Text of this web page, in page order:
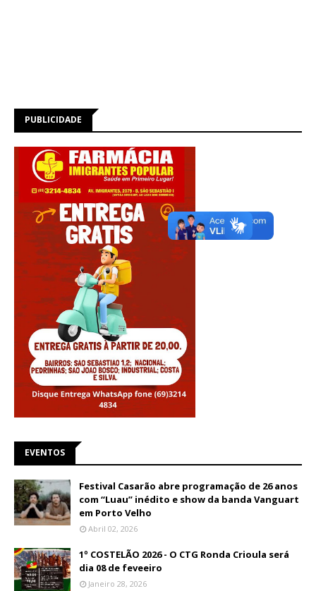
PUBLICIDADE
EVENTOS
Festival Casarão abre programação de 26 anos
com “Luau” inédito e show da banda Vanguart
em Porto Velho
Abril 02, 2026
1º COSTELÃO 2026 - O CTG Ronda Crioula será
dia 08 de feveeiro
Janeiro 28, 2026